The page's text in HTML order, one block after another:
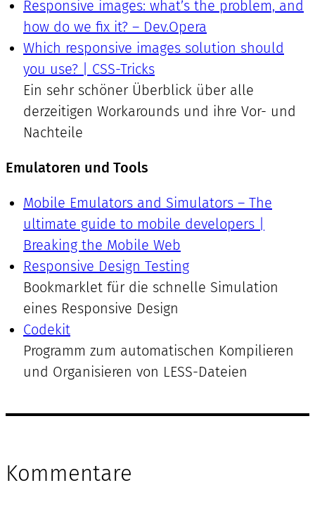
Responsive images: what’s the problem, and
how do we fix it? – Dev.Opera
Which responsive images solution should
you use? | CSS-Tricks
Ein sehr schöner Überblick über alle
derzeitigen Workarounds und ihre Vor- und
Nachteile
Emulatoren und Tools
Mobile Emulators and Simulators – The
ultimate guide to mobile developers |
Breaking the Mobile Web
Responsive Design Testing
Bookmarklet für die schnelle Simulation
eines Responsive Design
Codekit
Programm zum automatischen Kompilieren
und Organisieren von LESS-Dateien
Kommentare